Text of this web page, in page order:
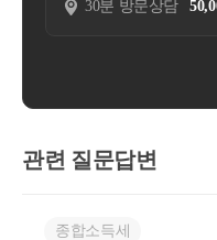
50,000원
관련 질문답변
종합소득세